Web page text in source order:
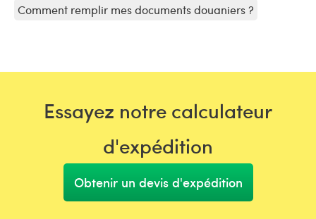
Comment remplir mes documents douaniers ?
Essayez notre calculateur
d'expédition
Obtenir un devis d'expédition